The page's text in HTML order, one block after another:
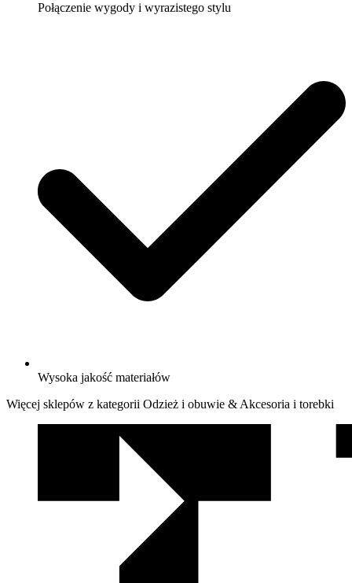
Połączenie wygody i wyrazistego stylu
Wysoka jakość materiałów
Więcej sklepów z kategorii Odzież i obuwie & Akcesoria i torebki